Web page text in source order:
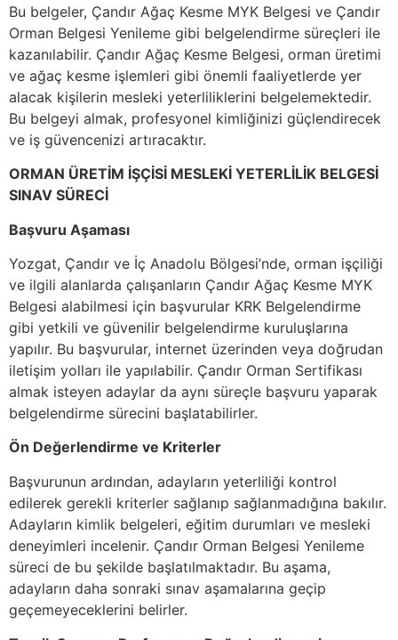
Bu belgeler, Çandır Ağaç Kesme MYK Belgesi ve Çandır
Orman Belgesi Yenileme gibi belgelendirme süreçleri ile
kazanılabilir. Çandır Ağaç Kesme Belgesi, orman üretimi
ve ağaç kesme işlemleri gibi önemli faaliyetlerde yer
alacak kişilerin mesleki yeterliliklerini belgelemektedir.
Bu belgeyi almak, profesyonel kimliğinizi güçlendirecek
ve iş güvencenizi artıracaktır.
ORMAN ÜRETİM İŞÇİSİ MESLEKİ YETERLİLİK BELGESİ
SINAV SÜRECİ
Başvuru Aşaması
Yozgat, Çandır ve İç Anadolu Bölgesi’nde, orman işçiliği
ve ilgili alanlarda çalışanların Çandır Ağaç Kesme MYK
Belgesi alabilmesi için başvurular KRK Belgelendirme
gibi yetkili ve güvenilir belgelendirme kuruluşlarına
yapılır. Bu başvurular, internet üzerinden veya doğrudan
iletişim yolları ile yapılabilir. Çandır Orman Sertifikası
almak isteyen adaylar da aynı süreçle başvuru yaparak
belgelendirme sürecini başlatabilirler.
Ön Değerlendirme ve Kriterler
Başvurunun ardından, adayların yeterliliği kontrol
edilerek gerekli kriterler sağlanıp sağlanmadığına bakılır.
Adayların kimlik belgeleri, eğitim durumları ve mesleki
deneyimleri incelenir. Çandır Orman Belgesi Yenileme
süreci de bu şekilde başlatılmaktadır. Bu aşama,
adayların daha sonraki sınav aşamalarına geçip
geçemeyeceklerini belirler.